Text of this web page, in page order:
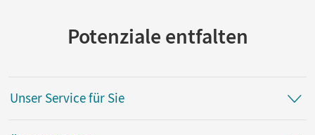
Potenziale entfalten
Unser Service für Sie